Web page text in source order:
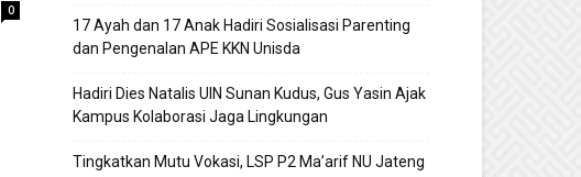
0
17 Ayah dan 17 Anak Hadiri Sosialisasi Parenting
dan Pengenalan APE KKN Unisda
Hadiri Dies Natalis UIN Sunan Kudus, Gus Yasin Ajak
Kampus Kolaborasi Jaga Lingkungan
Tingkatkan Mutu Vokasi, LSP P2 Ma’arif NU Jateng